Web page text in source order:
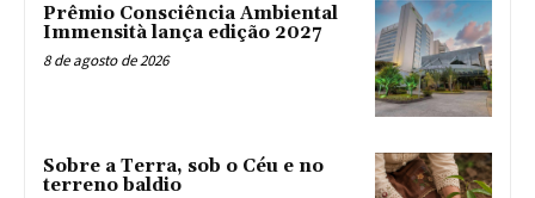
Prêmio Consciência Ambiental
Immensità lança edição 2027
8 de agosto de 2026
Sobre a Terra, sob o Céu e no
terreno baldio